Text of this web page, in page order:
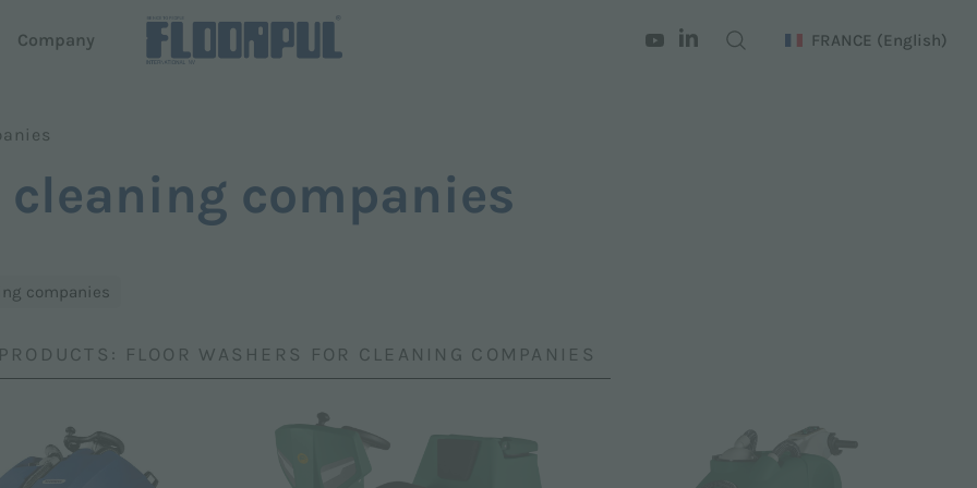
R-Quartz
Company FRANCE (English)
companies
companies
FLOOR WASHERS FOR CLEANING COMPANIES